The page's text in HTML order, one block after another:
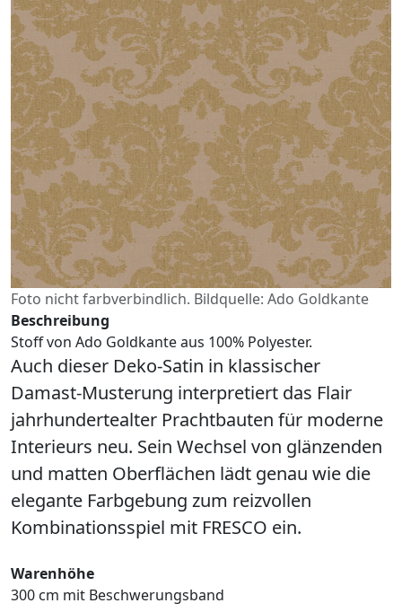
Foto nicht farbverbindlich. Bildquelle: Ado Goldkante
Beschreibung
Stoff von Ado Goldkante aus 100% Polyester.
Auch dieser Deko-Satin in klassischer
Damast-Musterung interpretiert das Flair
jahrhundertealter Prachtbauten für moderne
Interieurs neu. Sein Wechsel von glänzenden
und matten Oberflächen lädt genau wie die
elegante Farbgebung zum reizvollen
Kombinationsspiel mit FRESCO ein.
Warenhöhe
300 cm mit Beschwerungsband